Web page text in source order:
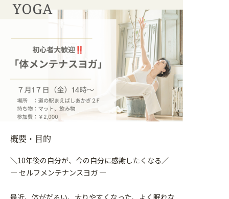
概要・目的
＼10年後の自分が、今の自分に感謝したくなる／
― セルフメンテナンスヨガ ―